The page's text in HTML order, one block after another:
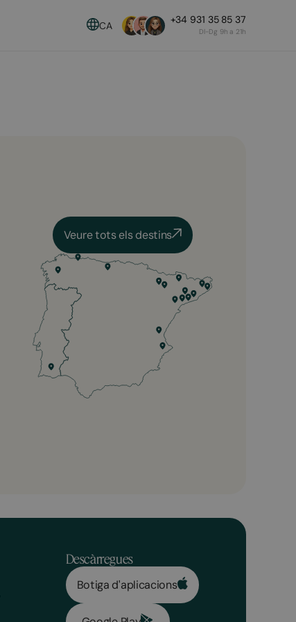
CA +34 931 35 85 37
Dl-Dg 9h a 21h
Veure tots els destins
Descàrregues
Botiga d'aplicacions